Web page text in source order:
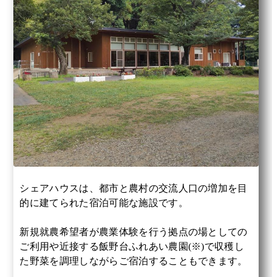
シェアハウスは、都市と農村の交流人口の増加を目
的に建てられた宿泊可能な施設です。
新規就農希望者が農業体験を行う拠点の場としての
ご利用や近接する飯野台ふれあい農園(※)で収穫し
た野菜を調理しながらご宿泊することもできます。